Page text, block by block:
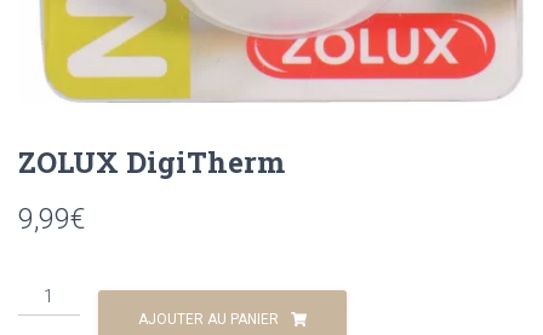
ZOLUX DigiTherm
9,99€
AJOUTER AU PANIER